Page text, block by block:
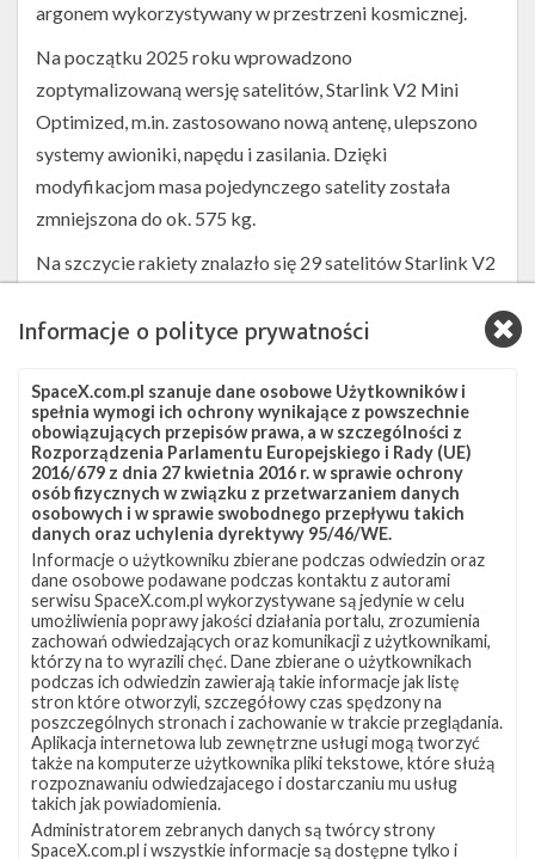
argonem wykorzystywany w przestrzeni kosmicznej.
Na początku 2025 roku wprowadzono
zoptymalizowaną wersję satelitów, Starlink V2 Mini
Optimized, m.in. zastosowano nową antenę, ulepszono
systemy awioniki, napędu i zasilania. Dzięki
modyfikacjom masa pojedynczego satelity została
zmniejszona do ok. 575 kg.
Na szczycie rakiety znalazło się 29 satelitów Starlink V2
okołoziemską (LEO) o inklinacji 53°.
Szukaj po tematach
ASOG Falcon 9 SLC-40 Starlink
Starlink Group 10-54 Starlink-397
Informacje o polityce prywatności
SpaceX.com.pl szanuje dane osobowe Użytkowników i
spełnia wymogi ich ochrony wynikające z powszechnie
obowiązujących przepisów prawa, a w szczególności z
Rozporządzenia Parlamentu Europejskiego i Rady (UE)
2016/679 z dnia 27 kwietnia 2016 r. w sprawie ochrony
osób fizycznych w związku z przetwarzaniem danych
osobowych i w sprawie swobodnego przepływu takich
danych oraz uchylenia dyrektywy 95/46/WE.
Informacje o użytkowniku zbierane podczas odwiedzin oraz
dane osobowe podawane podczas kontaktu z autorami
serwisu SpaceX.com.pl wykorzystywane są jedynie w celu
umożliwienia poprawy jakości działania portalu, zrozumienia
zachowań odwiedzających oraz komunikacji z użytkownikami,
którzy na to wyrazili chęć. Dane zbierane o użytkownikach
podczas ich odwiedzin zawierają takie informacje jak listę
stron które otworzyli, szczegółowy czas spędzony na
poszczególnych stronach i zachowanie w trakcie przeglądania.
Aplikacja internetowa lub zewnętrzne usługi mogą tworzyć
także na komputerze użytkownika pliki tekstowe, które służą
rozpoznawaniu odwiedzajacego i dostarczaniu mu usług
takich jak powiadomienia.
Administratorem zebranych danych są twórcy strony
SpaceX.com.pl i wszystkie informacje są dostępne tylko i